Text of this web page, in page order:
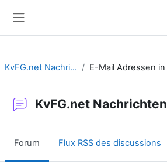
KvFG.net Nachrichten
KvFG.net Nachrichten
Forum Flux RSS des discussions